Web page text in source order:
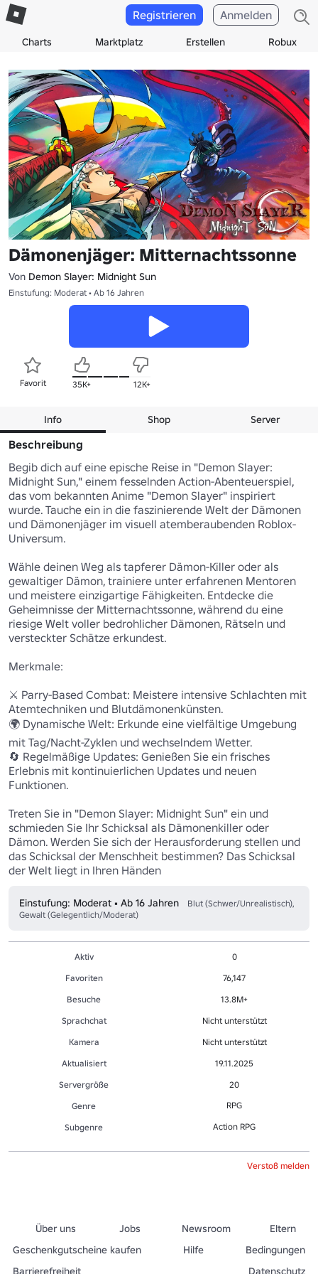
Charts Marktplatz Erstellen Robux
Registrieren Anmelden
Dämonenjäger: Mitternachtssonne
Von Demon Slayer: Midnight Sun
Einstufung: Moderat • Ab 16 Jahren
Favorit 35K+ 12K+
Info Shop Server
Beschreibung
Begib dich auf eine epische Reise in "Demon Slayer:
Midnight Sun," einem fesselnden Action-Abenteuerspiel,
das vom bekannten Anime "Demon Slayer" inspiriert
wurde. Tauche ein in die faszinierende Welt der Dämonen
und Dämonenjäger im visuell atemberaubenden Roblox-
Universum.
Wähle deinen Weg als tapferer Dämon-Killer oder als
gewaltiger Dämon, trainiere unter erfahrenen Mentoren
und meistere einzigartige Fähigkeiten. Entdecke die
Geheimnisse der Mitternachtssonne, während du eine
riesige Welt voller bedrohlicher Dämonen, Rätseln und
versteckter Schätze erkundest.
Merkmale:
⚔️ Parry-Based Combat: Meistere intensive Schlachten mit
Atemtechniken und Blutdämonenkünsten.
🌍 Dynamische Welt: Erkunde eine vielfältige Umgebung
mit Tag/Nacht-Zyklen und wechselndem Wetter.
🔄 Regelmäßige Updates: Genießen Sie ein frisches
Erlebnis mit kontinuierlichen Updates und neuen
Funktionen.
Treten Sie in "Demon Slayer: Midnight Sun" ein und
schmieden Sie Ihr Schicksal als Dämonenkiller oder
Dämon. Werden Sie sich der Herausforderung stellen und
das Schicksal der Menschheit bestimmen? Das Schicksal
der Welt liegt in Ihren Händen
Einstufung: Moderat • Ab 16 Jahren
Blut (Schwer/Unrealistisch),
Gewalt (Gelegentlich/Moderat)
Aktiv
0
Favoriten
76,147
Besuche
13.8M+
Sprachchat
Nicht unterstützt
Kamera
Nicht unterstützt
Aktualisiert
19.11.2025
Servergröße
20
Genre
RPG
Sub­gen­re Action RPG
Verstoß melden
Über uns Jobs Newsroom
Eltern
Geschenkgutscheine kaufen
Hilfe
Bedingungen
Barrierefreiheit
Datenschutz